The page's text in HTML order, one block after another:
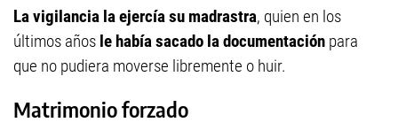
La vigilancia la ejercía su madrastra, quien en los
últimos años le había sacado la documentación para
que no pudiera moverse libremente o huir.
Matrimonio forzado